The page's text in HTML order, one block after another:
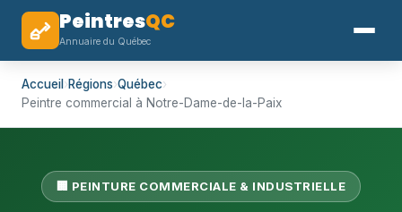
PeintresQC
Annuaire du Québec
Accueil ›Régions›Québec›
Peintre commercial à Notre-Dame-de-la-Paix
🏢 PEINTURE COMMERCIALE & INDUSTRIELLE